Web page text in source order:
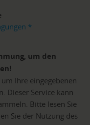
*
um den
Ihre eingegebenen
Dieser Service kann
Bitte lesen Sie
Sie der Nutzung des